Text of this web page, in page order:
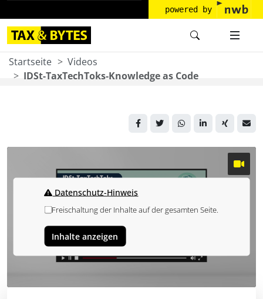
powered by
Startseite
Videos
IDSt-TaxTechToks-Knowledge as Code
Datenschutz-Hinweis
Freischaltung der Inhalte auf der gesamten Seite.
Inhalte anzeigen